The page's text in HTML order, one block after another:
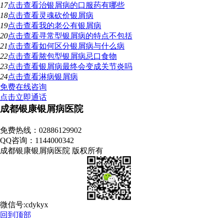
17点击查看治银屑病的口服药有哪些
18点击查看灵魂砍价银屑病
19点击查看我的老公有银屑病
20点击查看寻常型银屑病的特点不包括
21 点击查看如何区分银屑病与什么病
22点击查看脓包型银屑病忌口食物
23点击查看银屑病最终会变成关节炎吗
24点击查看淋病银屑病
免费在线咨询
点击立即通话
成都银康银屑病医院
免费热线：02886129902
QQ咨询：1144000342
成都银康银屑病医院 版权所有
微信号:cdykyx
回到顶部